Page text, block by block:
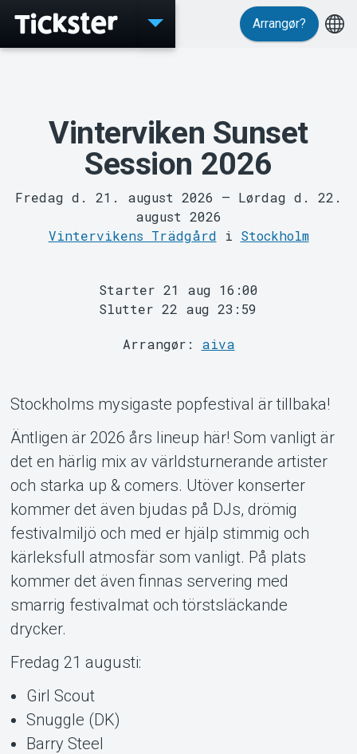
Events
MyTickster
Support
Arrangør?
Vinterviken Sunset
Session 2026
Fredag d. 21. august 2026 – Lørdag d. 22.
august 2026
Vintervikens Trädgård i Stockholm
Starter 21 aug 16:00
Slutter 22 aug 23:59
Arrangør: aiva
Stockholms mysigaste popfestival är tillbaka!
Äntligen är 2026 års lineup här! Som vanligt är
det en härlig mix av världsturnerande artister
och starka up & comers. Utöver konserter
kommer det även bjudas på DJs, drömig
festivalmiljö och med er hjälp stimmig och
kärleksfull atmosfär som vanligt. På plats
kommer det även finnas servering med
smarrig festivalmat och törstsläckande
drycker.
Fredag 21 augusti:
Girl Scout
Snuggle (DK)
Barry Steel